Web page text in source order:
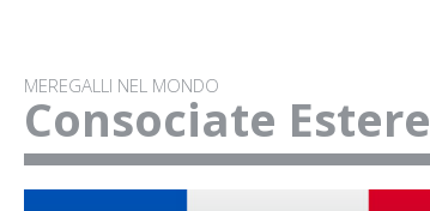
MEREGALLI NEL MONDO
Consociate Estere